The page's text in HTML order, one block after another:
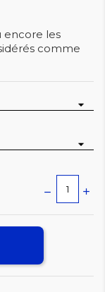
encore les
comme